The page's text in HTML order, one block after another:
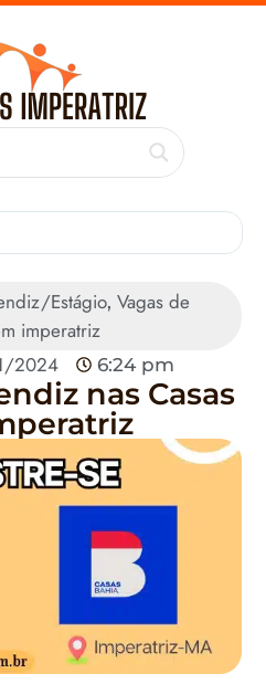
Estágio, Vagas de
imperatriz
2024 6:24 pm
nas Casas